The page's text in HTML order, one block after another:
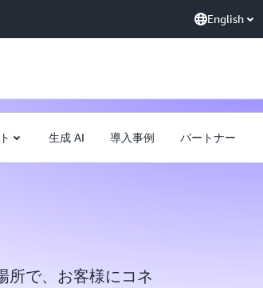
English
生成 AI 導入事例 パートナー
所で、お客様にコネ